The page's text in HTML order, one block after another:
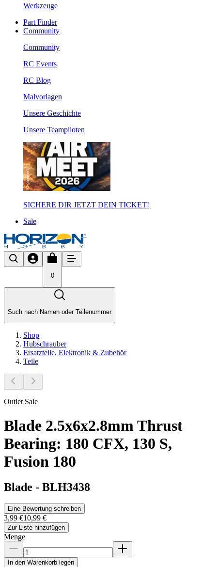
Werkzeuge
Part Finder
Community
Community
RC Events
RC Blog
Malvorlagen
Unsere Geschichte
Unsere Teampiloten
SICHERE DIR JETZT DEIN TICKET!
Sale
0
Such nach Namen oder Teilenummer
Shop
Hubschrauber
Ersatzteile, Elektronik & Zubehör
Teile
Outlet Sale
Blade 2.5x6x2.8mm Thrust
Bearing: 180 CFX, 130 S,
Fusion 180
Blade - BLH3438
Eine Bewertung schreiben
3,99 €10,99 €
Zur Liste hinzufügen
Menge
In den Warenkorb legen